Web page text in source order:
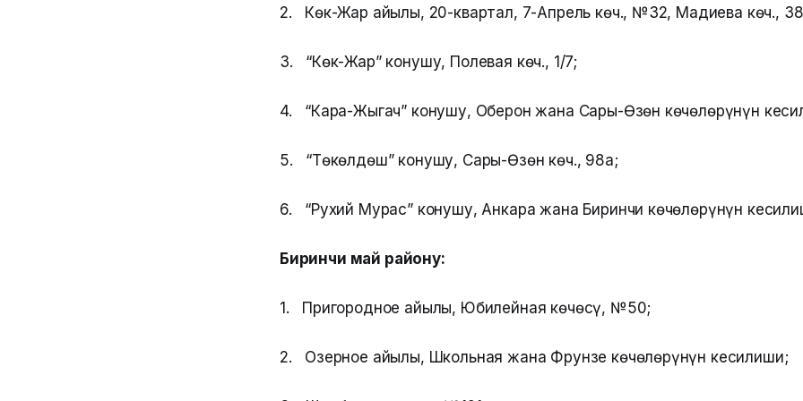
2. Көк-Жар айылы, 20-квартал, 7-Апрель көч., №32, Мадиева көч.,
3. “Көк-Жар” конушу, Полевая көч., 1/7;
4. “Кара-Жыгач” конушу, Оберон жана Сары-Өзөн көчөлөрүнүн
5. “Төкөлдөш” конушу, Сары-Өзөн көч., 98а;
6. “Рухий Мурас” конушу, Анкара жана Биринчи көчөлөрүнүн
Биринчи май району:
1. Пригородное айылы, Юбилейная көчөсү, №50;
2. Озерное айылы, Школьная жана Фрунзе көчөлөрүнүн кесилиши;